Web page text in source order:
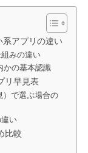
系アプリの違い
みの違い
かの基本認識
リ早見表
）で選ぶ場合の
い
比較